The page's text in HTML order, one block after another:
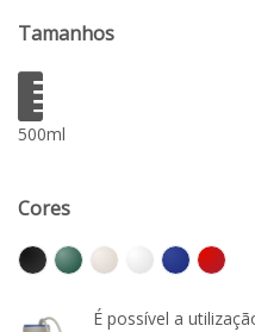
Tamanhos
500ml
Cores
É possível a